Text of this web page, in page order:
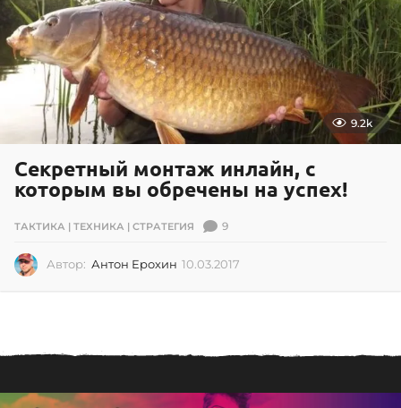
0
2
5
9.2k
Секретный монтаж инлайн, с
которым вы обречены на успех!
ТАКТИКА | ТЕХНИКА | СТРАТЕГИЯ 9
Автор: Антон Ерохин 10.03.2017
1